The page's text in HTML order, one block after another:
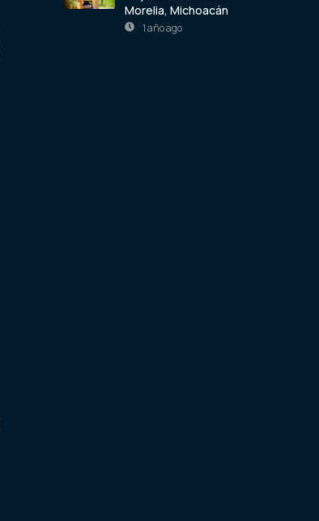
Morelia, Michoacán
1 año ago